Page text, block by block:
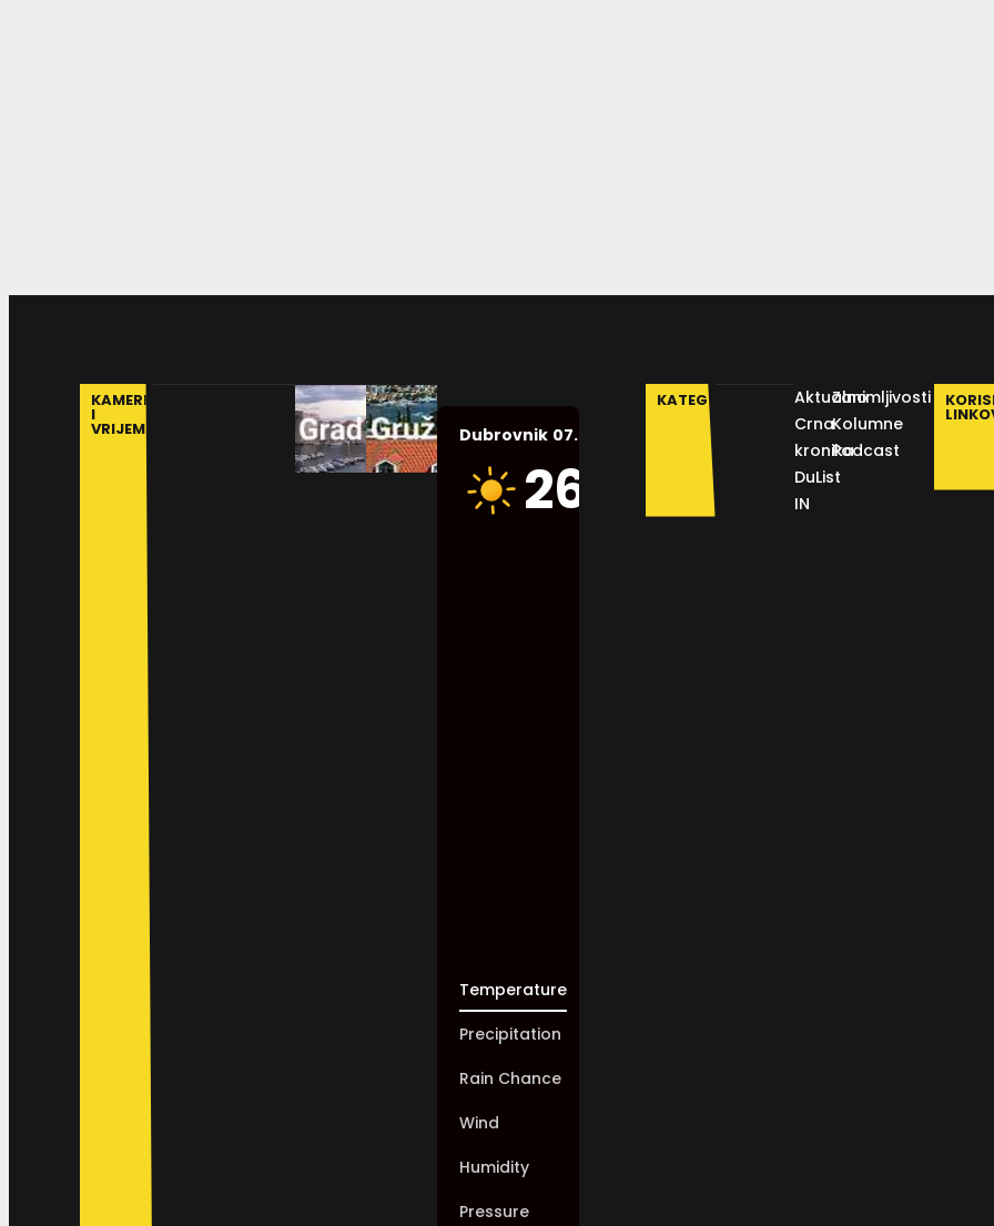
KAMERE
I
VRIJEME Dubrovnik 07.08.2026.
26
Humidity:
Temperature
Precipitation
Rain Chance
Wind
Humidity
Pressure
KATEGORIJE
Aktualno
Crna
kronika
DuList
IN
Zanimljivosti
Kolumne
Podcast